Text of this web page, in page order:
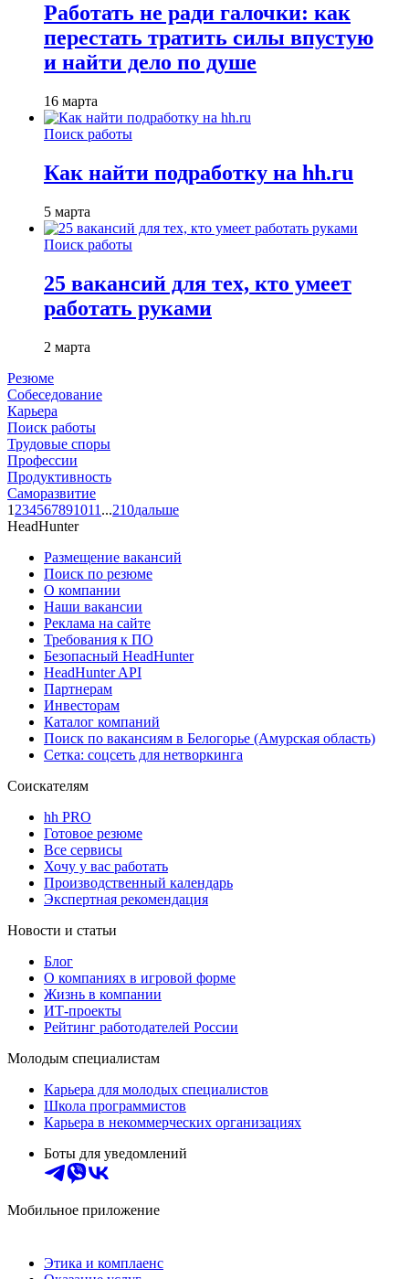
Работать не ради галочки: как
перестать тратить силы впустую
и найти дело по душе
16 марта
Поиск работы
Как найти подработку на hh.ru
5 марта
Поиск работы
25 вакансий для тех, кто умеет
работать руками
2 марта
Резюме
Собеседование
Карьера
Поиск работы
Трудовые споры
Профессии
Продуктивность
Саморазвитие
1 234567891011 ...210дальше
HeadHunter
Размещение вакансий
Поиск по резюме
О компании
Наши вакансии
Реклама на сайте
Требования к ПО
Безопасный HeadHunter
HeadHunter API
Партнерам
Инвесторам
Каталог компаний
Поиск по вакансиям в Белогорье (Амурская область)
Сетка: соцсеть для нетворкинга
Соискателям
hh PRO
Готовое резюме
Все сервисы
Хочу у вас работать
Производственный календарь
Экспертная рекомендация
Новости и статьи
Блог
О компаниях в игровой форме
Жизнь в компании
ИТ-проекты
Рейтинг работодателей России
Молодым специалистам
Карьера для молодых специалистов
Школа программистов
Карьера в некоммерческих организациях
Боты для уведомлений
Мобильное приложение
Этика и комплаенс